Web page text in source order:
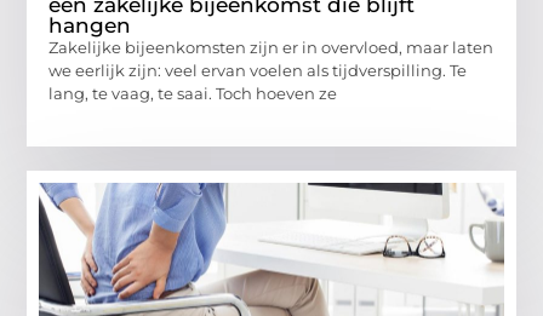
een zakelijke bijeenkomst die blijft
hangen
Zakelijke bijeenkomsten zijn er in overvloed, maar laten
we eerlijk zijn: veel ervan voelen als tijdverspilling. Te
lang, te vaag, te saai. Toch hoeven ze